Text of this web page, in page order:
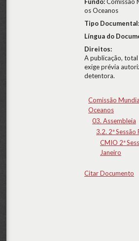
os Oceanos
Tipo Documental:
Língua do
Direitos:
A publicação,
exige prévia
detentora.
Comissão
Oceanos
03. Assembleia
3.2. 2ª
CMIO 2ª
Janeiro
Citar Documento